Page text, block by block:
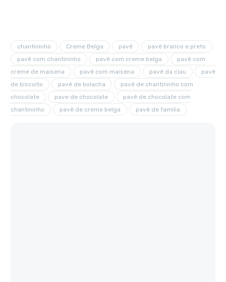
chantininho Creme Belga pavê
pavê branco e preto
pavê com chantininho
pavê com creme belga
pavê com
creme de maisena
pavê com maisena pavê da clau
pavê
de biscoito
pavê de bolacha
pavê de chantininho com
chocolate
pave de chocolate
pavê de chocolate com
chantininho
pavê de creme belga pavê de familia